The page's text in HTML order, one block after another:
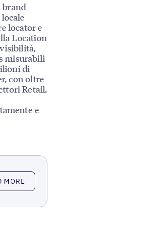
brand
locator e
Location
misurabili
di
con oltre
Retail,
e
MORE